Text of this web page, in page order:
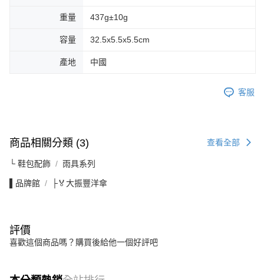
重量 437g±10g
容量 32.5x5.5x5.5cm
產地 中國
客服
商品相關分類 (3) 查看全部
└ 鞋包配飾 雨具系列
▌品牌館 ├🏅大振豐洋傘
評價
喜歡這個商品嗎？購買後給他一個好評吧